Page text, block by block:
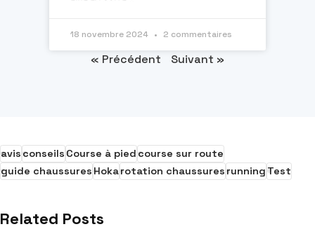
18 novembre 2024 2 commentaires
« Précédent Suivant »
avisconseilsCourse à piedcourse sur route
guide chaussuresHokarotation chaussuresrunningTest
Related Posts